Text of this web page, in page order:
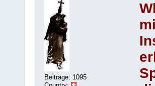
Beiträge: 1095